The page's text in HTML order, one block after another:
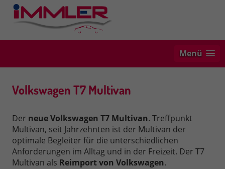
Menü
Volkswagen T7 Multivan
Der neueVolkswagen T7 Multivan. Treffpunkt
Multivan, seit Jahrzehnten ist der Multivan der
optimale Begleiter für die unterschiedlichen
Anforderungen im Alltag und in der Freizeit. Der T7
Multivan als Reimport von Volkswagen.